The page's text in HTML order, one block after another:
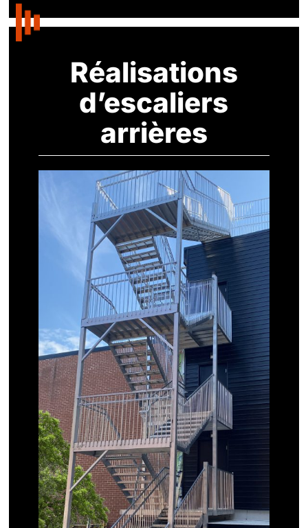
Réalisations
d’escaliers
arrières